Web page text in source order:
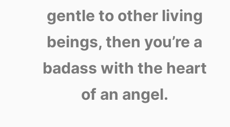
gentle to other living
beings, then you’re a
badass with the heart
of an angel.